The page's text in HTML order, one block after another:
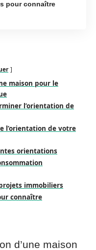
pour connaître
maison pour le
l’orientation de
l’orientation de votre
orientations
immobiliers
connaître
d’une maison